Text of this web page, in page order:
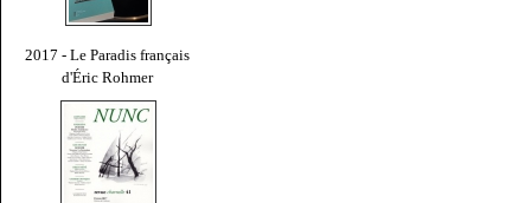
2017 - Le Paradis français
d'Éric Rohmer